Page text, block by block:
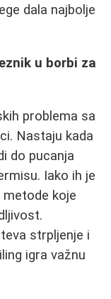
dala najbolje
u borbi za
problema sa
Nastaju kada
do pucanja
Iako ih je
koje
strpljenje i
igra važnu